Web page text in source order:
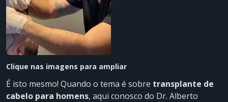
Clique nas imagens para ampliar
É isto mesmo! Quando o tema é sobre transplante de
cabelo para homens, aqui conosco do Dr. Alberto